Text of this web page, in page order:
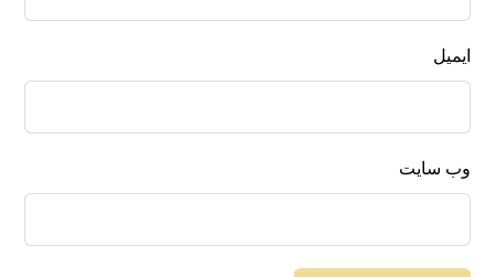
ایمیل
وب‌ سایت